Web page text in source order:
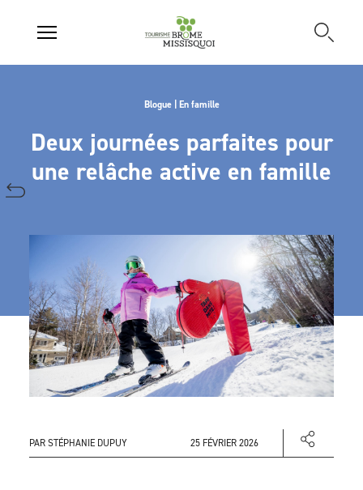
Blogue | En famille
Deux journées parfaites pour
une relâche active en famille
PAR STÉPHANIE DUPUY 25 FÉVRIER 2026